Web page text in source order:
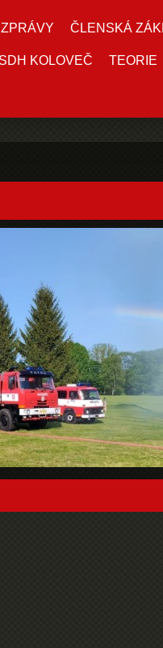
ZPRÁVY ČLENSKÁ
KOLOVEČ TEORIE